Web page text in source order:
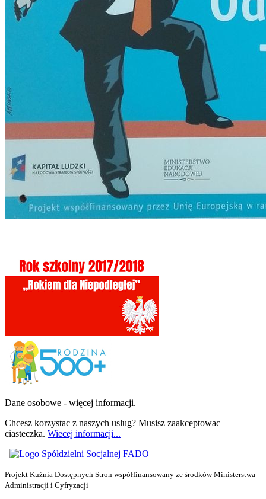
Dane osobowe - więcej informacji.
Chcesz korzystac z naszych uslug? Musisz zaakceptowac
ciasteczka. Wiecej informacji...
Projekt Kuźnia Dostępnych Stron współfinansowany ze środków Ministerstwa
Administracji i Cyfryzacji